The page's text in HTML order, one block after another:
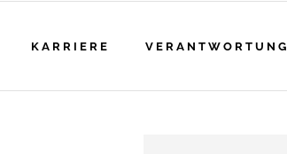
KARRIERE VERANTWORTUNG